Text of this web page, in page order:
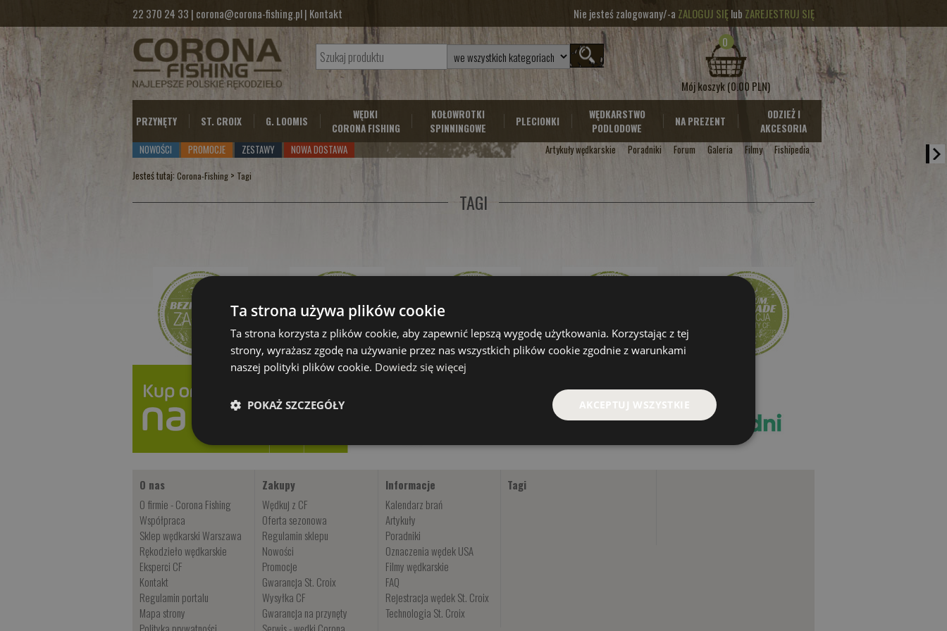
22 370 24 33 | corona@corona-fishing.pl| Kontakt Nie jesteś zalogowany/-a ZALOGUJ SIĘlub ZAREJESTRUJ SIĘ
0
Mój koszyk(0.00 PLN)
PRZYNĘTY ST. CROIX G. LOOMIS
WĘDKI
CORONA FISHING
KOŁOWROTKI
SPINNINGOWE
PLECIONKI
WĘDKARSTWO
PODLODOWE
NA PREZENT
ODZIEŻ I
AKCESORIA
NOWOŚCI
PROMOCJE ZESTAWY NOWA DOSTAWA Artykuły wędkarskie Poradniki Forum Galeria Filmy
Fishipedia
Jesteś tutaj: Corona-Fishing > Tagi
TAGI
O nas
O firmie - Corona Fishing
Współpraca
Sklep wędkarski Warszawa
Rękodzieło wędkarskie
Eksperci CF
Kontakt
Regulamin portalu
Mapa strony
Zakupy
Wędkuj z CF
Oferta sezonowa
Regulamin sklepu
Nowości
Promocje
Gwarancja St. Croix
Wysyłka CF
Gwarancja na przynęty
Informacje
Kalendarz brań
Artykuły
Poradniki
Oznaczenia wędek USA
Filmy wędkarskie
FAQ
Rejestracja wędek St. Croix
Technologia St. Croix
Tagi
Ta strona używa plików cookie
Ta strona korzysta z plików cookie, aby zapewnić lepszą wygodę użytkowania. Korzystając z tej
strony, wyrażasz zgodę na używanie przez nas wszystkich plików cookie zgodnie z warunkami
naszej polityki plików cookie. Dowiedz się więcej
AKCEPTUJ WSZYSTKIE
POKAŻ SZCZEGÓŁY